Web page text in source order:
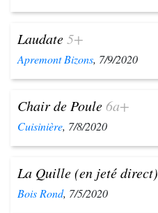
Laudate5+
Apremont Bizons, 7/9/2020
Chair de Poule6a+
Cuisinière, 7/8/2020
La Quille (en jeté direct)
Bois Rond, 7/5/2020